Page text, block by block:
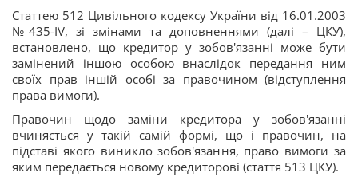
Статтею 512 Цивільного кодексу України від 16.01.2003
№435-IV, зі змінами та доповненнями (далі – ЦКУ),
встановлено, що кредитор у зобов'язанні може бути
замінений іншою особою внаслідок передання ним
своїх прав іншій особі за правочином (відступлення
права вимоги).
Правочин щодо заміни кредитора у зобов'язанні
вчиняється у такій самій формі, що і правочин, на
підставі якого виникло зобов'язання, право вимоги за
яким передається новому кредиторові (стаття 513 ЦКУ).